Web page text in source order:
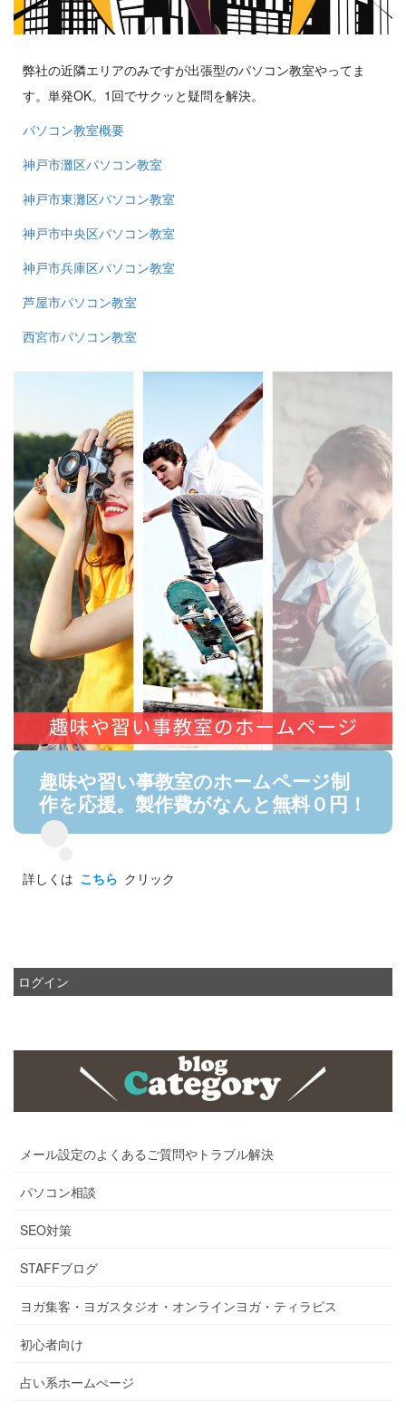
弊社の近隣エリアのみですが出張型のパソコン教室やってま
す。単発OK。1回でサクッと疑問を解決。
パソコン教室概要
神戸市灘区パソコン教室
神戸市東灘区パソコン教室
神戸市中央区パソコン教室
神戸市兵庫区パソコン教室
芦屋市パソコン教室
西宮市パソコン教室
趣味や習い事教室のホームページ制
作を応援。製作費がなんと無料０円！
詳しくは こちら クリック
ログイン
メール設定のよくあるご質問やトラブル解決
パソコン相談
SEO対策
STAFFブログ
ヨガ集客・ヨガスタジオ・オンラインヨガ・ティラピス
初心者向け
占い系ホームぺージ